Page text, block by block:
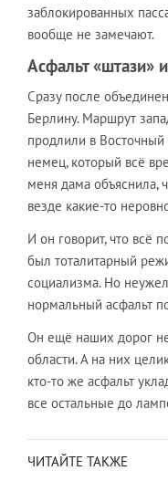
заблокированных
вообще не замечают.
Асфальт «штази»
Сразу после
Берлину. Маршрут
продлили в
немец, который всё
меня дама объяснила,
везде какие-то
И он говорит, что всё
был тоталитарный
социализма. Но
нормальный асфальт
Он ещё наших дорог не
области. А на них
кто-то же асфальт
все остальные до
ЧИТАЙТЕ ТАКЖЕ